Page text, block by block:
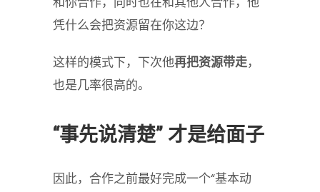
凭什么会把资源留在你这边？
这样的模式下，下次他再把资源带走，
也是几率很高的。
“事先说清楚” 才是给面子
因此，合作之前最好完成一个“基本动